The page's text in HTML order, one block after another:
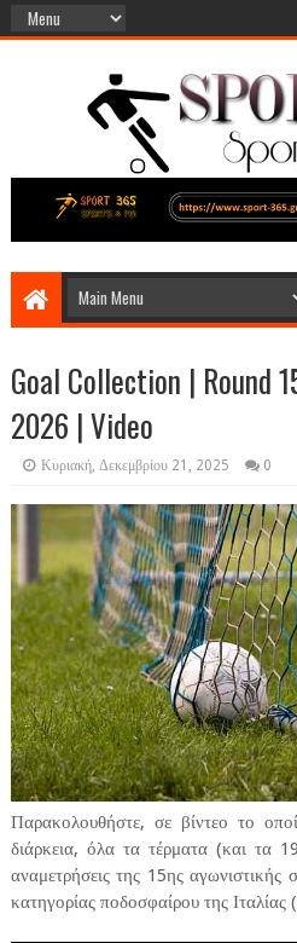
Goal Collection | Round
2026 | Video
Κυριακή, Δεκεμβρίου 21, 2025 0
Παρακολουθήστε, σε βίντεο το
διάρκεια, όλα τα τέρματα (και τα
αναμετρήσεις της 15ης
κατηγορίας ποδοσφαίρου της